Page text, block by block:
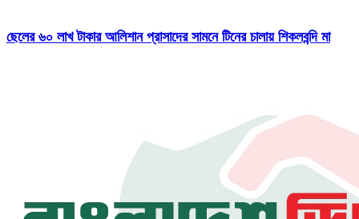
ছেলের ৬০ লাখ টাকার আলিশান প্রাসাদের সামনে টিনের চালায় শিকলবন্দি মা